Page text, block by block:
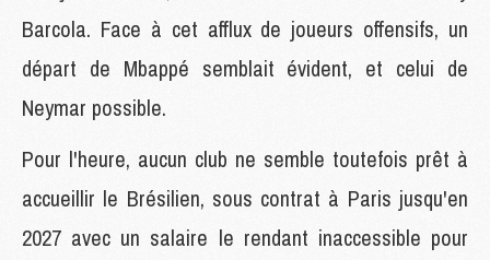
Barcola. Face à cet afflux de joueurs offensifs, un
départ de Mbappé semblait évident, et celui de
Neymar possible.
Pour l'heure, aucun club ne semble toutefois prêt à
accueillir le Brésilien, sous contrat à Paris jusqu'en
2027 avec un salaire le rendant inaccessible pour